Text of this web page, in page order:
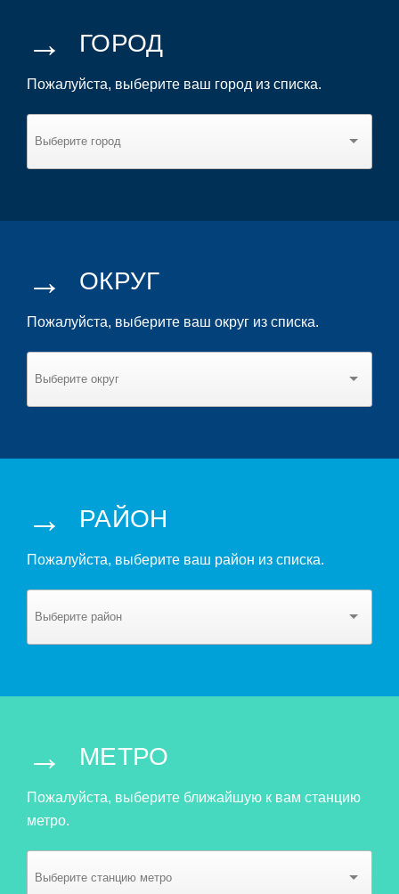
→ ГОРОД
Пожалуйста, выберите ваш город из списка.
→ ОКРУГ
Пожалуйста, выберите ваш округ из списка.
→ РАЙОН
Пожалуйста, выберите ваш район из списка.
→ МЕТРО
Пожалуйста, выберите ближайшую к вам станцию
метро.